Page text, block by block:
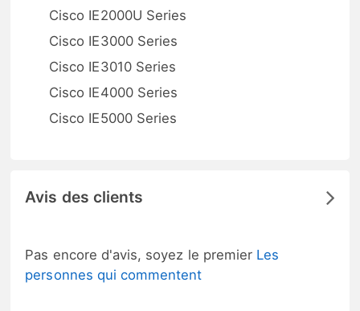
Cisco IE2000U Series
Cisco IE3000 Series
Cisco IE3010 Series
Cisco IE4000 Series
Cisco IE5000 Series
Avis des clients
Pas encore d'avis, soyez le premier Les
personnes qui commentent